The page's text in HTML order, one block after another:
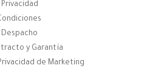
y Garantía
de Marketing